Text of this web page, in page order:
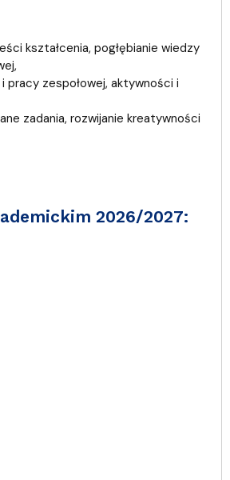
kształcenia, pogłębianie wiedzy
pracy zespołowej, aktywności i
zadania, rozwijanie kreatywności
2026/2027: